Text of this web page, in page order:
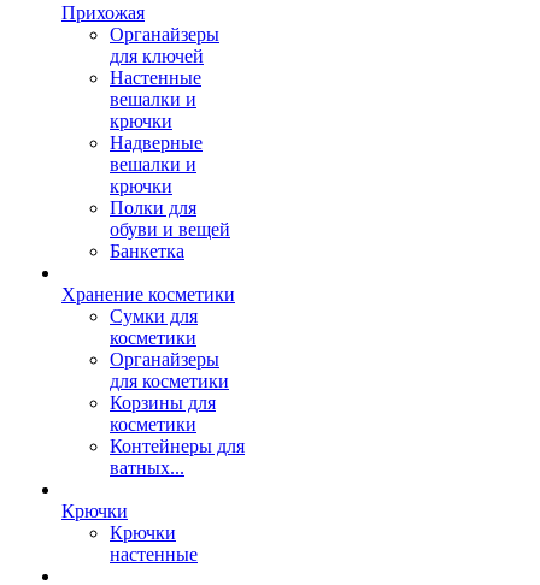
Прихожая
Органайзеры
для ключей
Настенные
вешалки и
крючки
Надверные
вешалки и
крючки
Полки для
обуви и вещей
Банкетка
Хранение косметики
Сумки для
косметики
Органайзеры
для косметики
Корзины для
косметики
Контейнеры для
ватных...
Крючки
Крючки
настенные